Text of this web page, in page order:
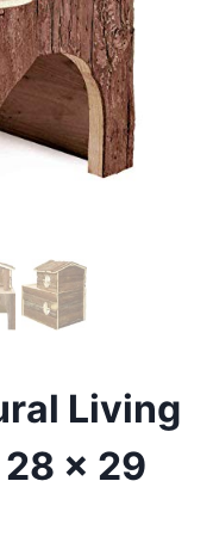
Living
× 29